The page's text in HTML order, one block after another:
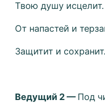
Твою душу исцелит.
От напастей и
Защитит и сохранит.
Ведущий 2 — Под